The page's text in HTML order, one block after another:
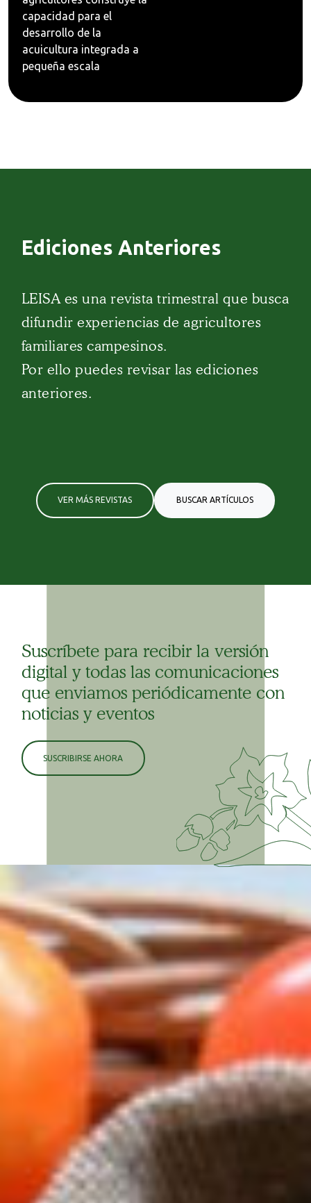
capacidad para el
desarrollo de la
acuicultura integrada a
pequeña escala
Ediciones Anteriores
LEISA es una revista trimestral que busca
difundir experiencias de agricultores
familiares campesinos.
Por ello puedes revisar las ediciones
anteriores.
VER MÁS REVISTAS BUSCAR ARTÍCULOS
Suscríbete para recibir la versión
digital y todas las comunicaciones
que enviamos periódicamente con
noticias y eventos
SUSCRIBIRSE AHORA